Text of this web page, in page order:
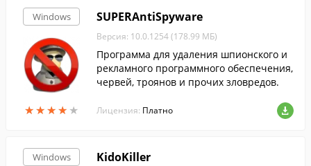
Windows
★★★★ ★
★★★★ ★
SUPERAntiSpyware
Версия: 10.0.1254 (178.99 МБ)
Программа для удаления шпионского и
рекламного программного обеспечения,
червей, троянов и прочих зловредов.
Лицензия: Платно
Windows KidoKiller